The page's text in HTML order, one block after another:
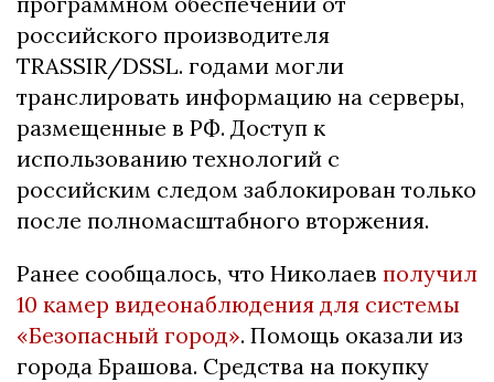
российского производителя
TRASSIR/DSSL. годами могли
транслировать информацию на серверы,
размещенные в РФ. Доступ к
использованию технологий с
российским следом заблокирован только
после полномасштабного вторжения.
Ранее сообщалось, что Николаев получил
10 камер видеонаблюдения для системы
«Безопасный город». Помощь оказали из
города Брашова. Средства на покупку